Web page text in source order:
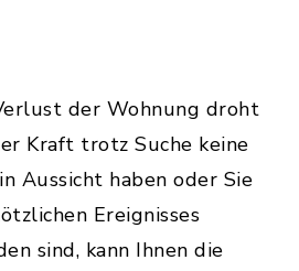
der Wohnung droht
Kraft trotz Suche keine
Aussicht haben oder Sie
Ereignisses
sind, kann Ihnen die